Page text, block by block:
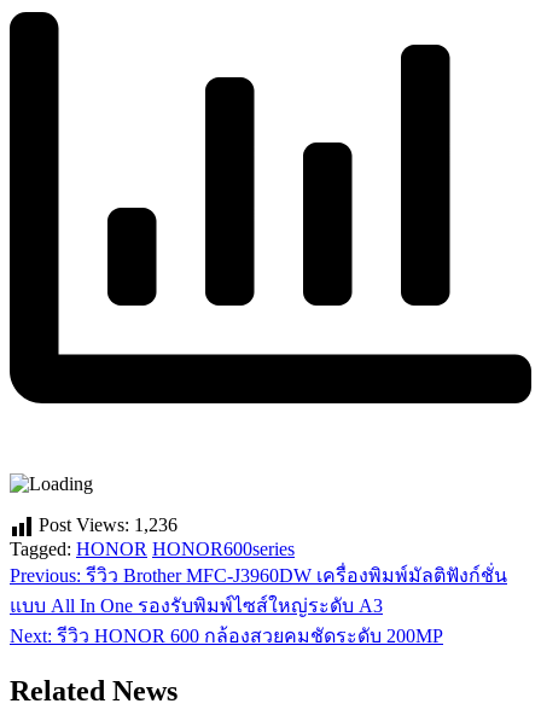
Post Views: 1,236
Tagged: HONOR HONOR600series
แนะแนว
เรื่อง
Previous: รีวิว Brother MFC-J3960DW เครื่องพิมพ์มัลติฟังก์ชั่น
แบบ All In One รองรับพิมพ์ไซส์ใหญ่ระดับ A3
Next: รีวิว HONOR 600 กล้องสวยคมชัดระดับ 200MP
Related News